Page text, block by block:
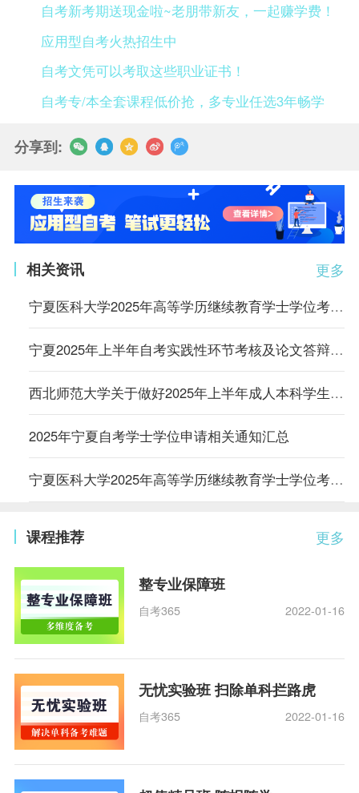
自考新考期送现金啦~老朋带新友，一起赚学费！
应用型自考火热招生中
自考文凭可以考取这些职业证书！
自考专/本全套课程低价抢，多专业任选3年畅学
分享到:
更多
相关资讯
宁夏医科大学2025年高等学历继续教育学士学位考试考生须知
宁夏2025年上半年自考实践性环节考核及论文答辩报考通告
西北师范大学关于做好2025年上半年成人本科学生申请学士学位外语水平考试报名工作的通知
2025年宁夏自考学士学位申请相关通知汇总
宁夏医科大学2025年高等学历继续教育学士学位考试报名通知
更多
课程推荐
整专业保障班
自考365 2022-01-16
无忧实验班 扫除单科拦路虎
自考365 2022-01-16